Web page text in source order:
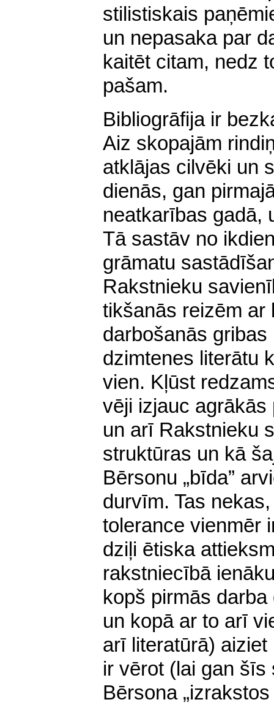
stilistiskais
un nepasaka par
kaitēt citam, nedz
pašam.
Bibliogrāfija ir
Aiz skopajām
atklājas cilvēki un
dienās, gan
neatkarības gadā,
Tā sastāv no
grāmatu
Rakstnieku
tikšanās reizēm ar
darbošanās
dzimtenes literātu
vien. Kļūst
vēji izjauc
un arī Rakstnieku
struktūras un kā
Bērsonu „bīda”
durvīm. Tas
tolerance vienmēr
dziļi ētiska
rakstniecībā
kopš pirmās
un kopā ar to arī
arī literatūrā)
ir vērot (lai gan
Bērsona